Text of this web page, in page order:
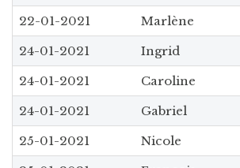
22-01-2021
Marlène
24-01-2021
Ingrid
24-01-2021
Caroline
24-01-2021
Gabriel
25-01-2021
Nicole